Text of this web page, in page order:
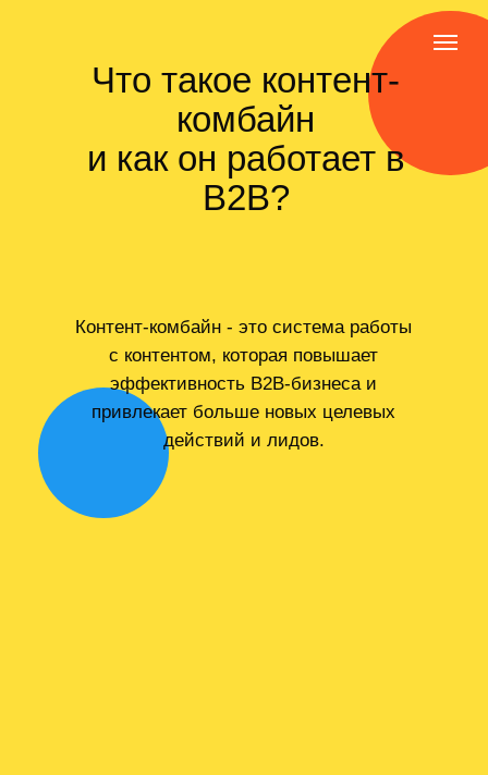
Что такое контент-
комбайн
и как он работает в
В2В?
Контент-комбайн - это система работы
с контентом, которая повышает
эффективность B2B-бизнеса и
привлекает больше новых целевых
действий и лидов.